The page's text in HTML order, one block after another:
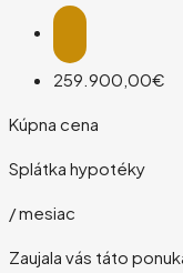
259.900,00€
Kúpna cena
Splátka hypotéky
/ mesiac
Zaujala vás táto